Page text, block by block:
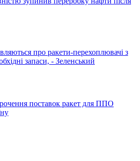
про ракети-перехоплювачі з
запаси, - Зеленський
поставок ракет для ППО